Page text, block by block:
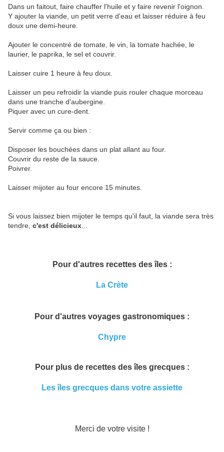
Dans un faitout, faire chauffer l'huile et y faire revenir l'oignon.
Y ajouter la viande, un petit verre d'eau et laisser réduire à feu
doux une demi-heure.
Ajouter le concentré de tomate, le vin, la tomate hachée, le
laurier, le paprika, le sel et couvrir.
Laisser cuire 1 heure à feu doux.
Laisser un peu refroidir la viande puis rouler chaque morceau
dans une tranche d'aubergine.
Piquer avec un cure-dent.
Servir comme ça ou bien :
Disposer les bouchées dans un plat allant au four.
Couvrir du reste de la sauce.
Poivrer.
Laisser mijoter au four encore 15 minutes.
Si vous laissez bien mijoter le temps qu'il faut, la viande sera très
tendre, c'est délicieux
Pour d'autres recettes des îles :
La Crète
Pour d'autres voyages gastronomiques :
Chypre
Pour plus de recettes des îles grecques :
Les îles grecques dans votre assiette
Merci de votre visite !